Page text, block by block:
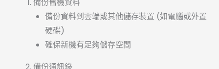
備份舊機資料
備份資料到雲端或其他儲存裝置 (如電腦或外置
硬碟)
確保新機有足夠儲存空間